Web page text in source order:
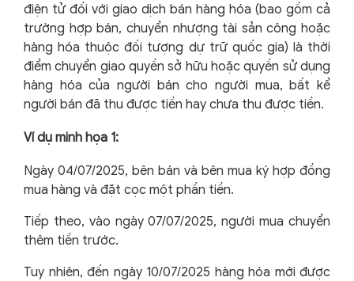
điện tử đối với giao dịch bán hàng hóa (bao gồm cả
trường hợp bán, chuyển nhượng tài sản công hoặc
hàng hóa thuộc đối tượng dự trữ quốc gia) là thời
điểm chuyển giao quyền sở hữu hoặc quyền sử dụng
hàng hóa của người bán cho người mua, bất kể
người bán đã thu được tiền hay chưa thu được tiền.
Ví dụ minh họa 1:
Ngày 04/07/2025, bên bán và bên mua ký hợp đồng
mua hàng và đặt cọc một phần tiền.
Tiếp theo, vào ngày 07/07/2025, người mua chuyển
thêm tiền trước.
Tuy nhiên, đến ngày 10/07/2025 hàng hóa mới được